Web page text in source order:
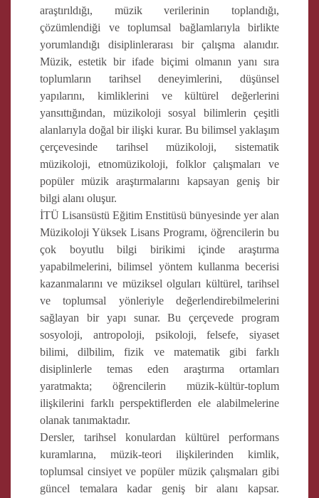
araştırıldığı, müzik verilerinin toplandığı,
çözümlendiği ve toplumsal bağlamlarıyla birlikte
yorumlandığı disiplinlerarası bir çalışma alanıdır.
Müzik, estetik bir ifade biçimi olmanın yanı sıra
toplumların tarihsel deneyimlerini, düşünsel
yapılarını, kimliklerini ve kültürel değerlerini
yansıttığından, müzikoloji sosyal bilimlerin çeşitli
alanlarıyla doğal bir ilişki kurar. Bu bilimsel yaklaşım
çerçevesinde tarihsel müzikoloji, sistematik
müzikoloji, etnomüzikoloji, folklor çalışmaları ve
popüler müzik araştırmalarını kapsayan geniş bir
bilgi alanı oluşur.
İTÜ Lisansüstü Eğitim Enstitüsü bünyesinde yer alan
Müzikoloji Yüksek Lisans Programı, öğrencilerin bu
çok boyutlu bilgi birikimi içinde araştırma
yapabilmelerini, bilimsel yöntem kullanma becerisi
kazanmalarını ve müziksel olguları kültürel, tarihsel
ve toplumsal yönleriyle değerlendirebilmelerini
sağlayan bir yapı sunar. Bu çerçevede program
sosyoloji, antropoloji, psikoloji, felsefe, siyaset
bilimi, dilbilim, fizik ve matematik gibi farklı
disiplinlerle temas eden araştırma ortamları
yaratmakta; öğrencilerin müzik-kültür-toplum
ilişkilerini farklı perspektiflerden ele alabilmelerine
olanak tanımaktadır.
Dersler, tarihsel konulardan kültürel performans
kuramlarına, müzik-teori ilişkilerinden kimlik,
toplumsal cinsiyet ve popüler müzik çalışmaları gibi
güncel temalara kadar geniş bir alanı kapsar.